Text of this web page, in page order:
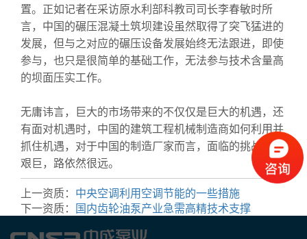
置。正如记者在采访原水利部科教司司长李春敏时所
言，中国的碾压混凝土筑坝建设虽然取得了突飞猛进的
发展，但与之对应的碾压设备发展始终无法跟进，即使
参与，也只是很简单的基础工作，无法参与技术含量高
的坝面压实工作。
无庸讳言，巨大的市场带来的不仅仅是巨大的机遇，还
有面对机遇时，中国的建筑工程机械制造商如何利用并
抓住机遇，对于中国的制造厂家而言，面临的挑战依然
艰巨，路依然很远。
上一资质： 中央空调利用空调节能的一些措施
下一资质： 国内齿轮油泵产业急需高精技术支撑